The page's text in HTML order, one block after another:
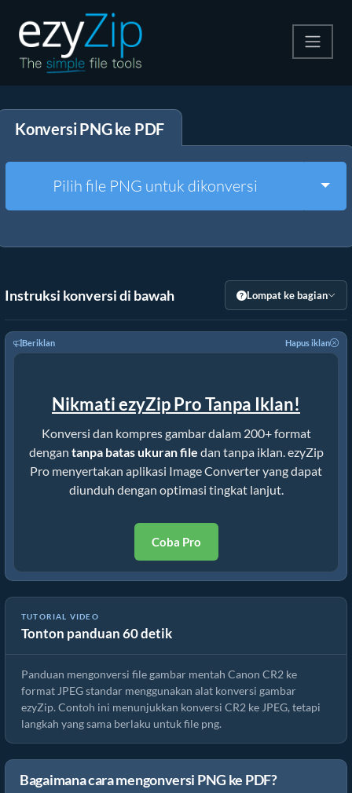
Ekstrak
Alat Lainnya
Konversi PNG ke PDF
Pilih file PNG untuk dikonversi
Instruksi konversi di bawah Lompat ke bagian
Beriklan Hapus iklan
Nikmati ezyZip Pro Tanpa Iklan!
Konversi dan kompres gambar dalam 200+ format
dengan tanpa batas ukuran file dan tanpa iklan. ezyZip
Pro menyertakan aplikasi Image Converter yang dapat
diunduh dengan optimasi tingkat lanjut.
Coba Pro
TUTORIAL VIDEO
Tonton panduan 60 detik
Cara Mengonversi Gambar png Online Gratis
Panduan mengonversi file gambar mentah Canon CR2 ke
format JPEG standar menggunakan alat konversi gambar
ezyZip. Contoh ini menunjukkan konversi CR2 ke JPEG, tetapi
langkah yang sama berlaku untuk file png.
Bagaimana cara mengonversi PNG ke PDF?